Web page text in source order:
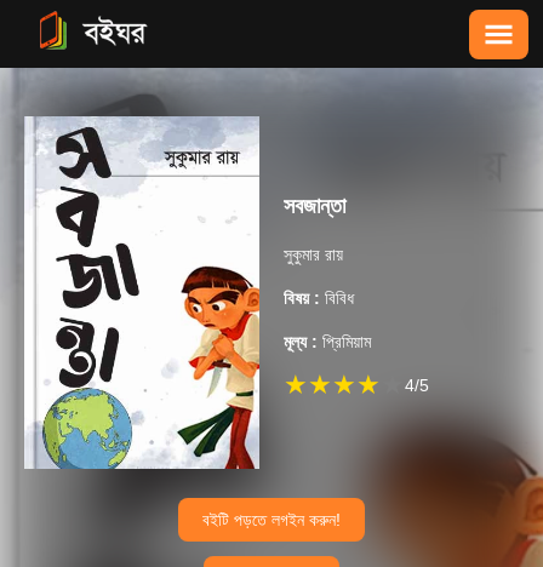
সবজান্তা
সুকুমার রায়
বিষয় : বিবিধ
মূল্য : প্রিমিয়াম
★★★★ 4/5
বইটি পড়তে লগইন করুন!